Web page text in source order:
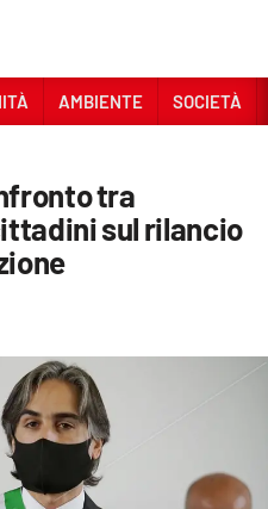
AMBIENTE SOCIETÀ
tra
sul rilancio